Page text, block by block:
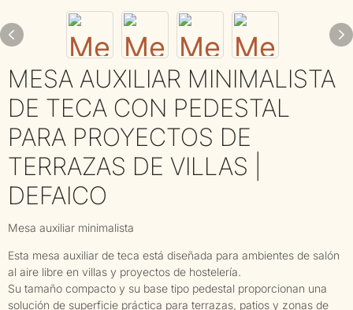
MESA AUXILIAR MINIMALISTA
DE TECA CON PEDESTAL
PARA PROYECTOS DE
TERRAZAS DE VILLAS |
DEFAICO
Mesa auxiliar minimalista
Esta mesa auxiliar de teca está diseñada para ambientes de salón
al aire libre en villas y proyectos de hostelería.
Su tamaño compacto y su base tipo pedestal proporcionan una
solución de superficie práctica para terrazas, patios y zonas de